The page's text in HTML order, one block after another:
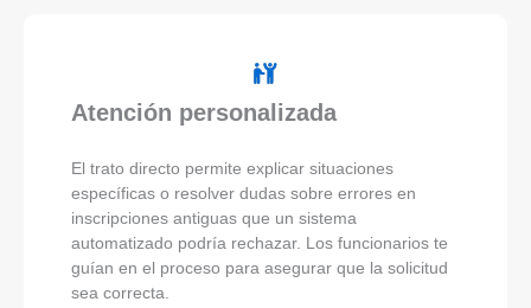
Atención personalizada
El trato directo permite explicar situaciones
específicas o resolver dudas sobre errores en
inscripciones antiguas que un sistema
automatizado podría rechazar. Los funcionarios te
guían en el proceso para asegurar que la solicitud
sea correcta.